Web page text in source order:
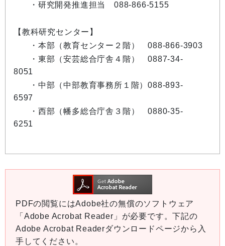
・研究開発推進担当 088-866-5155
【教科研究センター】
・本部（教育センター２階） 088-866-3903
・東部（安芸総合庁舎４階） 0887-34-
8051
・中部（中部教育事務所１階）088-893-
6597
・西部（幡多総合庁舎３階） 0880-35-
6251
PDFの閲覧にはAdobe社の無償のソフトウェア
「Adobe Acrobat Reader」が必要です。下記の
Adobe Acrobat Readerダウンロードページから入
手してください。